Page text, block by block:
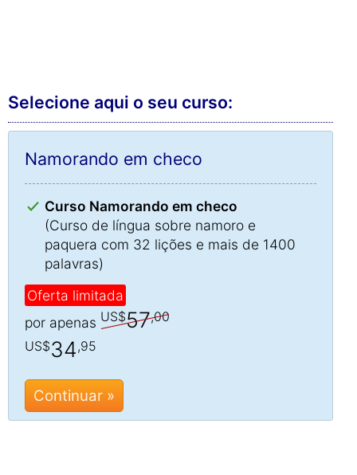
Selecione aqui o seu curso:
Namorando em checo
Curso Namorando em checo
(Curso de língua sobre namoro e
paquera com 32 lições e mais de 1400
palavras)
Oferta limitada
por apenas US$57,00
US$34 ,95
Continuar »